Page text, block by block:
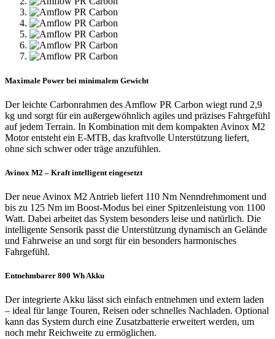
Maximale Power bei minimalem Gewicht
Der leichte Carbonrahmen des Amflow PR Carbon wiegt rund 2,9
kg und sorgt für ein außergewöhnlich agiles und präzises Fahrgefühl
auf jedem Terrain. In Kombination mit dem kompakten Avinox M2
Motor entsteht ein E-MTB, das kraftvolle Unterstützung liefert,
ohne sich schwer oder träge anzufühlen.
Avinox M2 – Kraft intelligent eingesetzt
Der neue Avinox M2 Antrieb liefert 110 Nm Nenndrehmoment und
bis zu 125 Nm im Boost-Modus bei einer Spitzenleistung von 1100
Watt. Dabei arbeitet das System besonders leise und natürlich. Die
intelligente Sensorik passt die Unterstützung dynamisch an Gelände
und Fahrweise an und sorgt für ein besonders harmonisches
Fahrgefühl.
Entnehmbarer 800 Wh Akku
Der integrierte Akku lässt sich einfach entnehmen und extern laden
– ideal für lange Touren, Reisen oder schnelles Nachladen. Optional
kann das System durch eine Zusatzbatterie erweitert werden, um
noch mehr Reichweite zu ermöglichen.